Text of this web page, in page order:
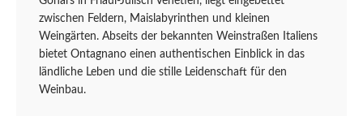
zwischen Feldern, Maislabyrinthen und kleinen
Weingärten. Abseits der bekannten Weinstraßen Italiens
bietet Ontagnano einen authentischen Einblick in das
ländliche Leben und die stille Leidenschaft für den
Weinbau.